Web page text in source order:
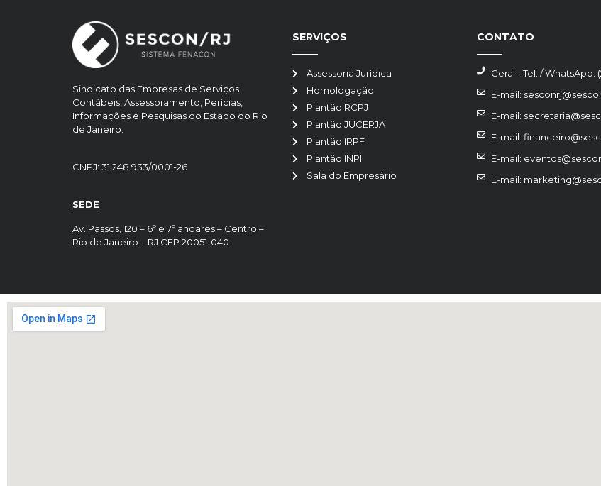
Sindicato das Empresas de Serviços
Contábeis, Assessoramento, Perícias,
Informações e Pesquisas do Estado do Rio
de Janeiro.
CNPJ: 31.248.933/0001-26
SEDE
Av. Passos, 120 – 6º e 7º andares – Centro –
Rio de Janeiro – RJ CEP 20051-040
SERVIÇOS
Assessoria Jurídica
Homologação
Plantão RCPJ
Plantão JUCERJA
Plantão IRPF
Plantão INPI
Sala do Empresário
CONTATO
Geral - Tel. / WhatsApp:
E-mail:
E-mail:
E-mail:
E-mail:
E-mail: